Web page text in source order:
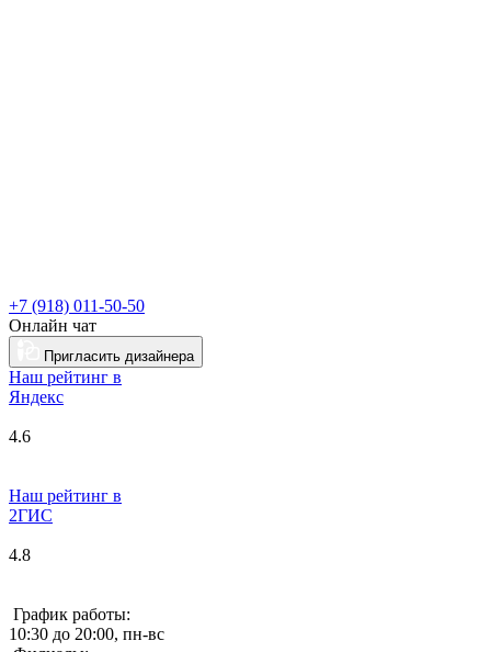
+7 (918) 011-50-50
Онлайн чат
Пригласить дизайнера
Наш рейтинг в
Яндекс
4.6
Наш рейтинг в
2ГИС
4.8
График работы:
10:30 до 20:00, пн-вс